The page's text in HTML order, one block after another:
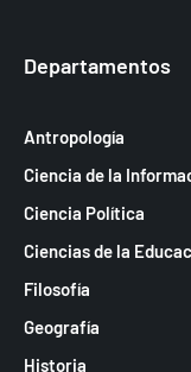
Departamentos
Antropología
Ciencia de la
Ciencia Política
Ciencias de la
Filosofía
Geografía
Historia